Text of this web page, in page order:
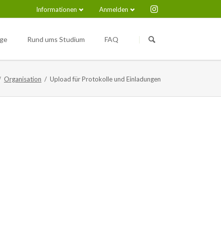
Anmelden
Informationen
überspringen
Infection (M.Sc.)
Rund ums Studium FAQ
Organisation Upload für Protokolle und Einladungen